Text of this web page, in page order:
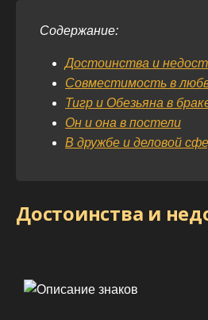
Содержание:
Достоинства и
Совместимость в
Тигр и Обезьяна в
Он и она в постели
В дружбе и деловой
Достоинства и